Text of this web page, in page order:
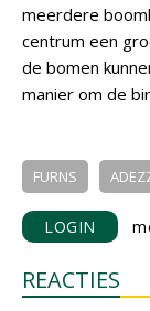
meerdere
centrum een
de bomen
manier om de
FURNS
LOGIN
REACTIES